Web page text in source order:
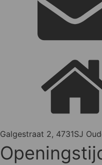
Galgestraat 2, 4731SJ